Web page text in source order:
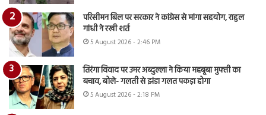
परिसीमन बिल पर सरकार ने कांग्रेस से मांगा सहयोग, राहुल
गांधी ने रखी शर्त
5 August 2026 - 2:46 PM
तिरंगा विवाद पर उमर अब्दुल्ला ने किया महबूबा मुफ्ती का
बचाव, बोले- गलती से झंडा गलत पकड़ा होगा
5 August 2026 - 2:18 PM